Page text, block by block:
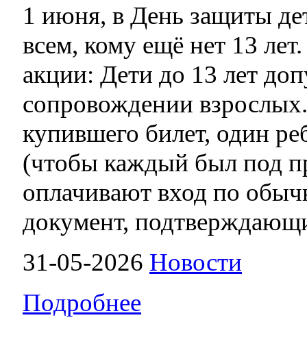
1 июня, в День защиты
всем, кому ещё нет 13
акции: Дети до 13 лет
сопровождении
купившего билет, один
(чтобы каждый был под
оплачивают вход по
документ,
31-05-2026 Новости
Подробнее